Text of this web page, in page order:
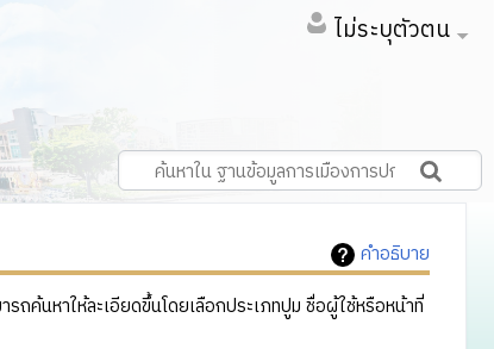
ไม่ระบุตัวตน
คำอธิบาย
ค้นหาให้ละเอียดขึ้นโดยเลือกประเภทปูม ชื่อผู้ใช้หรือหน้าที่